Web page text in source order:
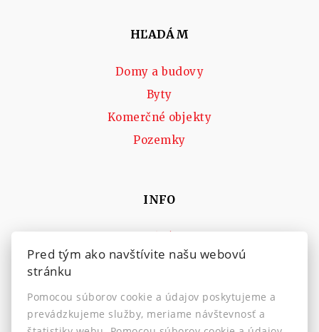
HĽADÁM
Domy a budovy
Byty
Komerčné objekty
Pozemky
INFO
Napíšte nám
Nastavenie cookies
Pred tým ako navštívite našu webovú
stránku
Pomocou súborov cookie a údajov poskytujeme a
prevádzkujeme služby, meriame návštevnosť a